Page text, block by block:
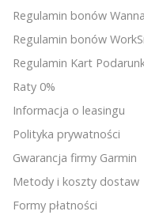
Regulamin bonów
Regulamin bonów
Regulamin Kart
Raty 0%
Informacja o leasingu
Polityka prywatności
Gwarancja firmy Garmin
Metody i koszty dostaw
Formy płatności